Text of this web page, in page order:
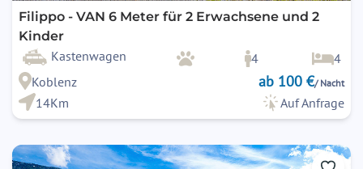
Filippo - VAN 6 Meter für 2 Erwachsene und 2
Kinder
Kastenwagen 4
4
Koblenz
ab 100 €/ Nacht
14Km Auf Anfrage